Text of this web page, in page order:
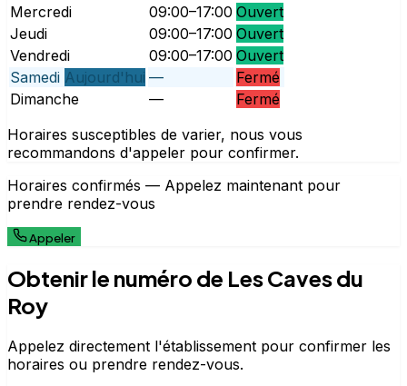
Mercredi
09:00–17:00 Ouvert
Jeudi
09:00–17:00 Ouvert
Vendredi
09:00–17:00 Ouvert
Samedi Aujourd'hui —
Fermé
Dimanche
—
Fermé
Horaires susceptibles de varier, nous vous
recommandons d'appeler pour confirmer.
Horaires confirmés — Appelez maintenant pour
prendre rendez-vous
Appeler
Obtenir le numéro de Les Caves du
Roy
Appelez directement l'établissement pour confirmer les
horaires ou prendre rendez-vous.